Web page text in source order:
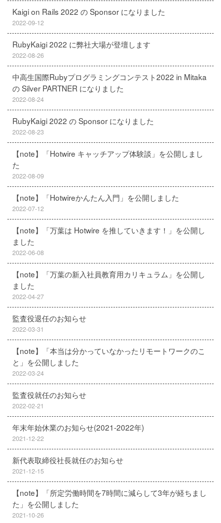
Kaigi on Rails 2022 の Sponsor になりました
2022-09-12
RubyKaigi 2022 に弊社大場が登壇します
2022-08-26
中高生国際Rubyプログラミングコンテスト2022 in Mitaka
の Silver PARTNER になりました
2022-08-24
RubyKaigi 2022 の Sponsor になりました
2022-08-23
【note】「Hotwire キャッチアップ体験談」を公開しまし
た
2022-08-09
【note】「Hotwireかんたん入門」を公開しました
2022-07-12
【note】「万葉は Hotwire を推していきます！」を公開し
ました
2022-06-08
【note】「万葉の新入社員教育用カリキュラム」を公開し
ました
2022-04-27
監査役退任のお知らせ
2022-03-31
【note】「本当は分かっていなかったリモートワークのこ
と」を公開しました
2022-03-24
監査役就任のお知らせ
2022-02-21
年末年始休業のお知らせ(2021-2022年)
2021-12-22
新代表取締役社長就任のお知らせ
2021-12-15
【note】「所定労働時間を7時間に減らして3年が経ちまし
た」を公開しました
2021-10-26